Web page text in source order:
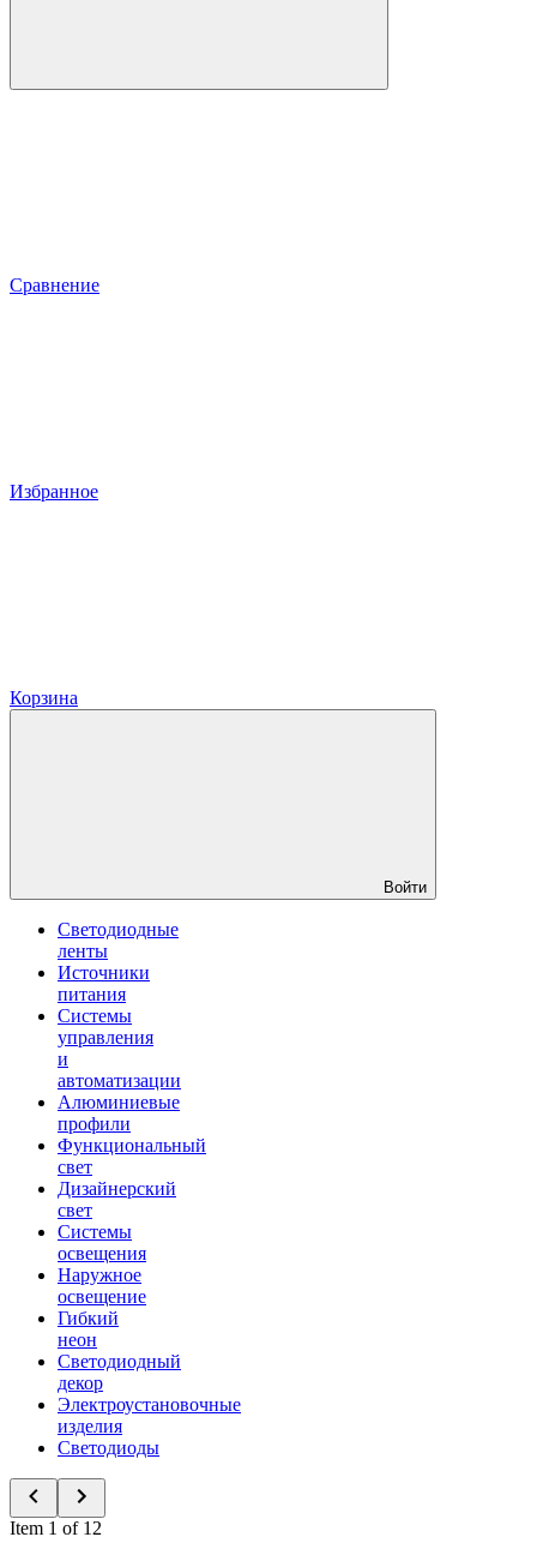
Сравнение
Избранное
Корзина
Войти
Светодиодные
ленты
Источники
питания
Системы
управления
и
автоматизации
Алюминиевые
профили
Функциональный
свет
Дизайнерский
свет
Системы
освещения
Наружное
освещение
Гибкий
неон
Светодиодный
декор
Электроустановочные
изделия
Светодиоды
Item 1 of 12